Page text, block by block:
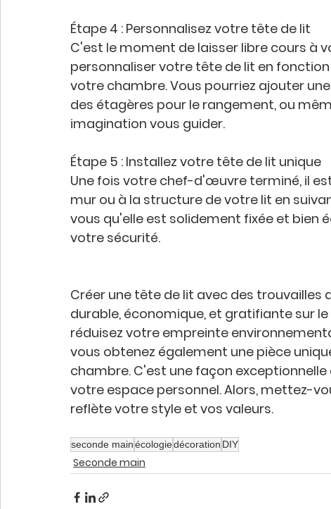
Étape 4 : Personnalisez votre tête de lit
C'est le moment de laisser libre cours à
personnaliser votre tête de lit en
votre chambre. Vous pourriez ajouter
des étagères pour le rangement, ou
imagination vous guider.
Étape 5 : Installez votre tête de lit unique
Une fois votre chef-d'œuvre terminé, il
mur ou à la structure de votre lit en
vous qu'elle est solidement fixée et
votre sécurité.
Créer une tête de lit avec des
durable, économique, et gratifiante sur
réduisez votre empreinte
vous obtenez également une pièce
chambre. C'est une façon
votre espace personnel. Alors, mettez-
reflète votre style et vos valeurs.
seconde mainécologiedécoration DIY
Seconde main